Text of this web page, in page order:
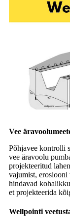
Vee
Põhjavee kontrolli
vee äravoolu
projekteeritud
vajumist, erosiooni
hindavad
et projekteerida
Wellpointi